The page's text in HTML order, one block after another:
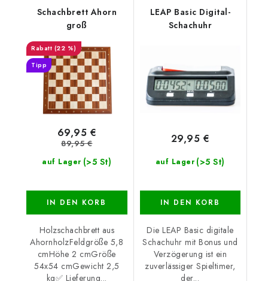
Schachbrett Ahorn
groß
(22 %)
Tipp
auf Lager (>5 St)
69,95 €
89,95 €
IN DEN KORB
Holzschachbrett aus
AhornholzFeldgröße 5,8
cmHöhe 2 cmGröße
54x54 cmGewicht 2,5
kg✅ Lieferung...
LEAP Basic Digital-
Schachuhr
auf Lager (>5 St)
29,95 €
IN DEN KORB
Die LEAP Basic digitale
Schachuhr mit Bonus und
Verzögerung ist ein
zuverlässiger Spieltimer,
der...